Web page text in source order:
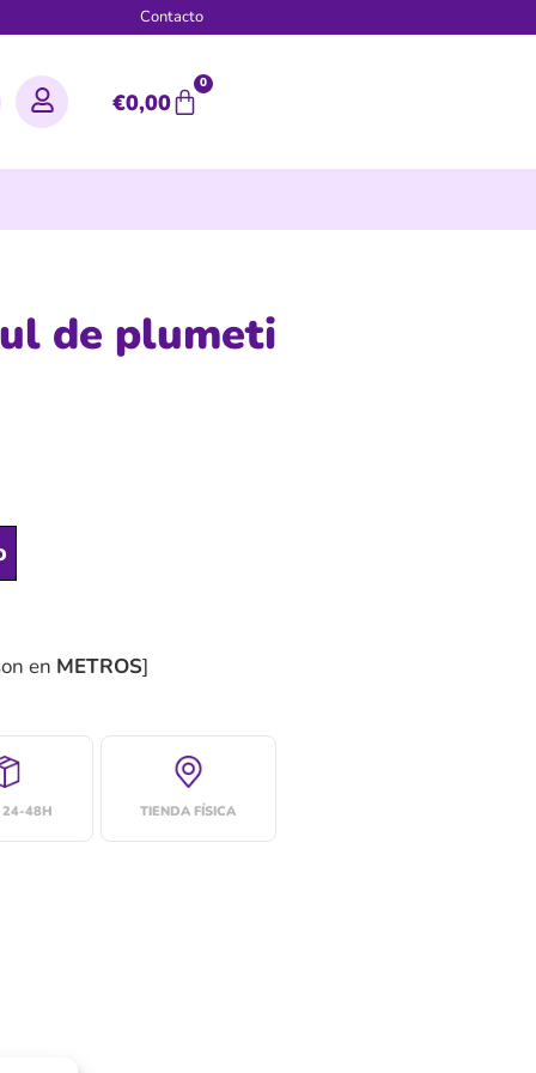
Contacto
€0,00
0
de plumeti
en METROS]
24-48H TIENDA FÍSICA